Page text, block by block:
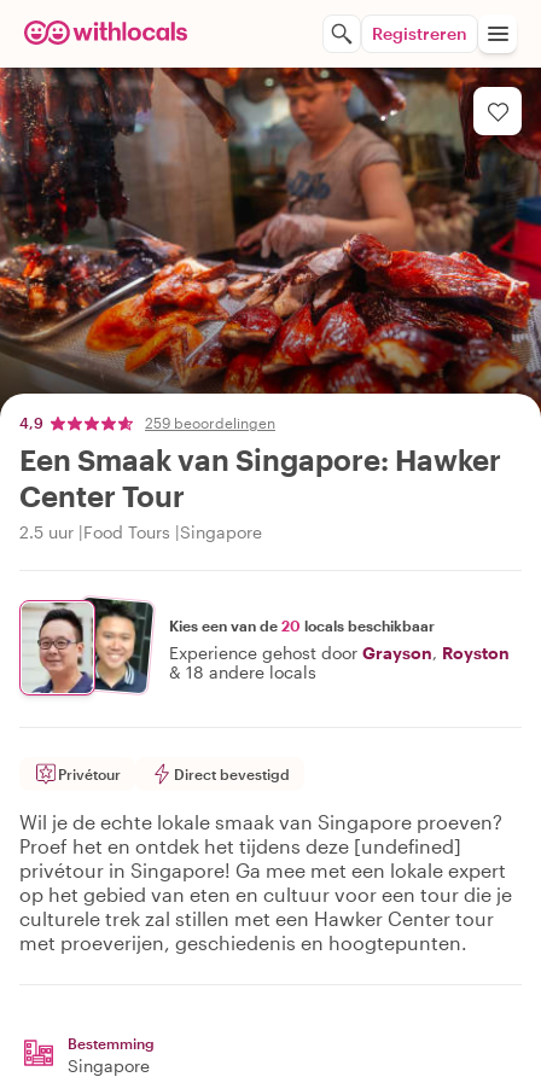
Registreren
4,9 259 beoordelingen
Een Smaak van Singapore: Hawker
Center Tour
2.5 uur Food Tours Singapore
Kies een van de 20 locals beschikbaar
Experience gehost door Grayson, Royston
& 18 andere locals
Privétour Direct bevestigd
Wil je de echte lokale smaak van Singapore proeven?
Proef het en ontdek het tijdens deze [undefined]
privétour in Singapore! Ga mee met een lokale expert
op het gebied van eten en cultuur voor een tour die je
culturele trek zal stillen met een Hawker Center tour
met proeverijen, geschiedenis en hoogtepunten.
Bestemming
Singapore